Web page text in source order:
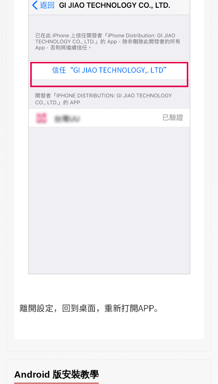
Android 版安裝教學